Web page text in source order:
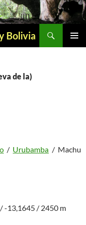
Bolivia
de la)
/ Urubamba / Machu
-13,1645 / 2450 m